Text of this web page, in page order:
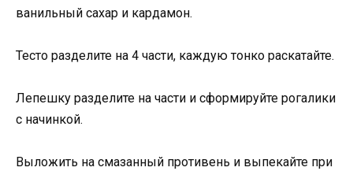
ванильный сахар и кардамон.
Тесто разделите на 4 части, каждую тонко раскатайте.
Лепешку разделите на части и сформируйте рогалики
с начинкой.
Выложить на смазанный противень и выпекайте при